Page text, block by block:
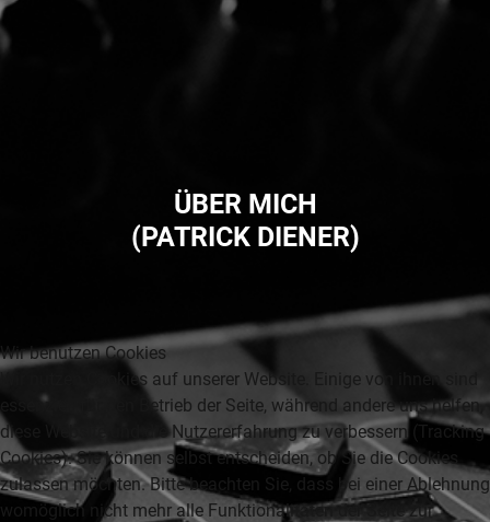
ÜBER MICH
(PATRICK DIENER)
Wir benutzen Cookies
Wir nutzen Cookies auf unserer Website. Einige von ihnen sind
essenziell für den Betrieb der Seite, während andere uns helfen,
diese Website und die Nutzererfahrung zu verbessern (Tracking
Cookies). Sie können selbst entscheiden, ob Sie die Cookies
zulassen möchten. Bitte beachten Sie, dass bei einer Ablehnung
womöglich nicht mehr alle Funktionalitäten der Seite zur